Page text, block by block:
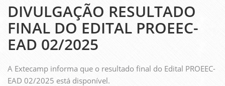
DIVULGAÇÃO RESULTADO
FINAL DO EDITAL PROEEC-
EAD 02/2025
A Extecamp informa que o resultado final do Edital PROEEC-
EAD 02/2025 está disponível.